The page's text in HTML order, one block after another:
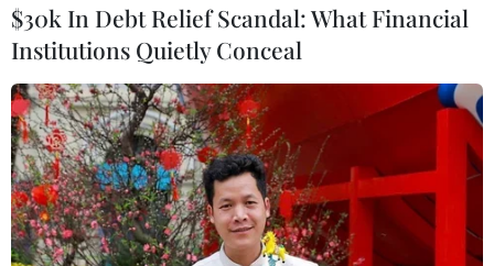
#Sản lượng dầu mỏ
#Sản lượng dầu thô
#Xuất khẩu dầu
#Cơ sở lọc dầu Arập Xêút
$30k In Debt Relief Scandal: What Financial
Institutions Quietly Conceal